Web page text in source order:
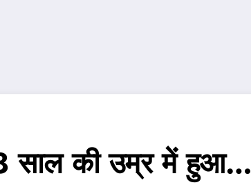
साल की उम्र में हुआ…